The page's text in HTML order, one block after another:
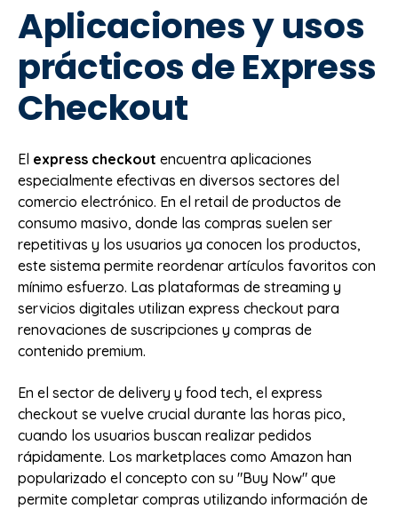
Aplicaciones y usos
prácticos de Express
Checkout
El express checkout encuentra aplicaciones
especialmente efectivas en diversos sectores del
comercio electrónico. En el retail de productos de
consumo masivo, donde las compras suelen ser
repetitivas y los usuarios ya conocen los productos,
este sistema permite reordenar artículos favoritos con
mínimo esfuerzo. Las plataformas de streaming y
servicios digitales utilizan express checkout para
renovaciones de suscripciones y compras de
contenido premium.
En el sector de delivery y food tech, el express
checkout se vuelve crucial durante las horas pico,
cuando los usuarios buscan realizar pedidos
rápidamente. Los marketplaces como Amazon han
popularizado el concepto con su "Buy Now" que
permite completar compras utilizando información de